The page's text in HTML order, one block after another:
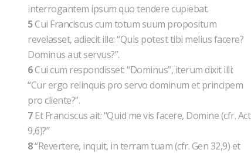
interrogantem ipsum quo tendere cupiebat.
5Cui Franciscus cum totum suum propositum
revelasset, adiecit ille: “Quis potest tibi melius facere?
Dominus aut servus?”.
6Cui cum respondisset: “Dominus”, iterum dixit illi:
“Cur ergo relinquis pro servo dominum et principem
pro cliente?”.
7Et Franciscus ait: “Quid me vis facere, Domine (cfr. Act
9,6)?”
8“Revertere, inquit, in terram tuam (cfr. Gen 32,9) et